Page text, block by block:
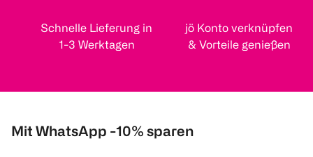
Schnelle Lieferung in
1-3 Werktagen
jö Konto verknüpfen
& Vorteile genießen
Mit WhatsApp -10% sparen